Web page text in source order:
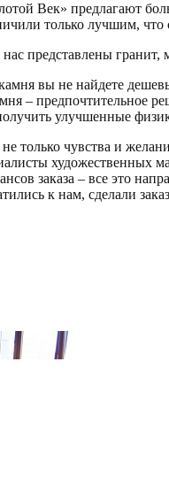
Век» предлагают
только лучшим, что
представлены
вы не найдете
– предпочтительное
улучшенные
только чувства и
художественных
заказа – все это
к нам, сделали